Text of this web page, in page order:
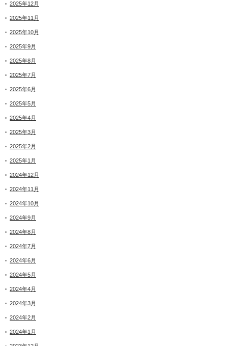
2025年12月
2025年11月
2025年10月
2025年9月
2025年8月
2025年7月
2025年6月
2025年5月
2025年4月
2025年3月
2025年2月
2025年1月
2024年12月
2024年11月
2024年10月
2024年9月
2024年8月
2024年7月
2024年6月
2024年5月
2024年4月
2024年3月
2024年2月
2024年1月